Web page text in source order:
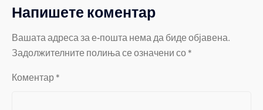
Напишете коментар
Вашата адреса за е-пошта нема да биде објавена.
Задолжителните полиња се означени со *
Коментар *